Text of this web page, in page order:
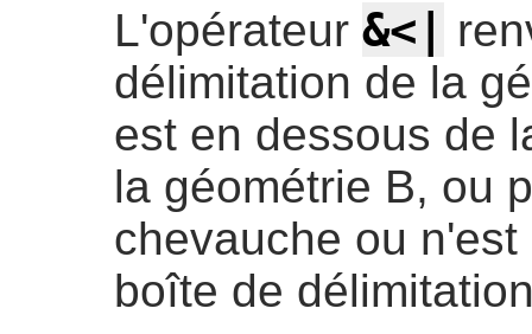
L'opérateur &<|
délimitation de la
est en dessous de
la géométrie B, ou
chevauche ou
boîte de